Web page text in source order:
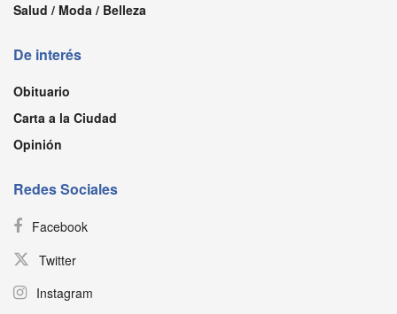
Salud / Moda / Belleza
De interés
Obituario
Carta a la Ciudad
Opinión
Redes Sociales
Facebook
Twitter
Instagram